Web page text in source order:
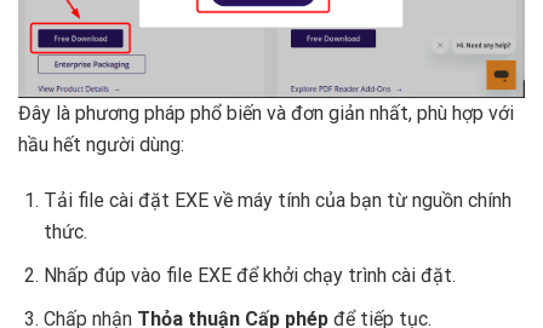
Đây là phương pháp phổ biến và đơn giản nhất, phù hợp với
hầu hết người dùng:
Tải file cài đặt EXE về máy tính của bạn từ nguồn chính
thức.
Nhấp đúp vào file EXE để khởi chạy trình cài đặt.
Chấp nhận Thỏa thuận Cấp phépđể tiếp tục.